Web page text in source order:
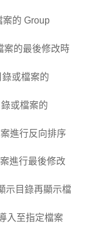
案的 Group
案的最後修改時
或檔案的
或檔案的
進行反向排序
進行最後修改
示目錄再顯示檔
入至指定檔案